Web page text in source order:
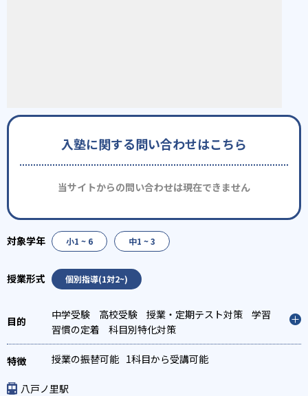
入塾に関する問い合わせはこちら
当サイトからの問い合わせは現在できません
小1 ~ 6 中1 ~ 3
個別指導(1対2~)
中学受験 高校受験 授業・定期テスト対策
学習
習慣の定着
科目別特化対策
授業の振替可能 1科目から受講可能
八戸ノ里駅